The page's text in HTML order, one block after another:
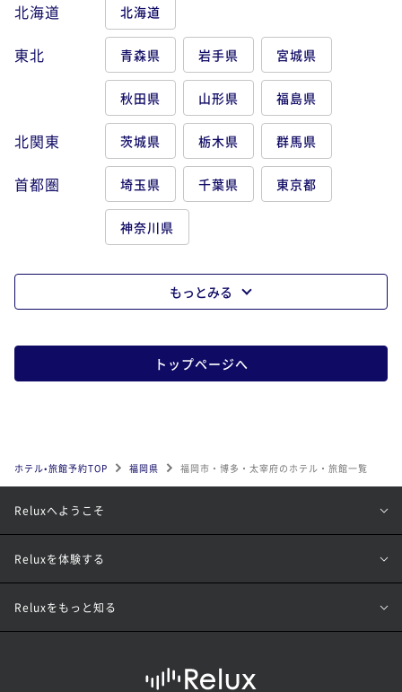
北海道 北海道
東北 青森県 岩手県 宮城県
秋田県 山形県 福島県
北関東 茨城県 栃木県 群馬県
首都圏 埼玉県 千葉県 東京都
神奈川県
もっとみる
トップページへ
ホテル•旅館予約TOP 福岡県 福岡市・博多・太宰府のホテル・旅館一覧
Reluxへようこそ
Reluxを体験する
Reluxをもっと知る